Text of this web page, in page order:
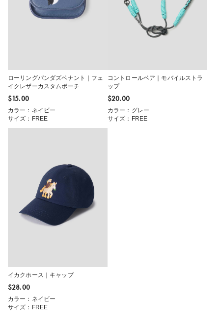
ローリングパンダズペナント｜フェ
イクレザーカスタムポーチ
$‌15.00
カラー：ネイビー
サイズ：FREE
コントロールベア｜モバイルストラ
ップ
$‌20.00
カラー：グレー
サイズ：FREE
イカクホース｜キャップ
$‌28.00
カラー：ネイビー
サイズ：FREE